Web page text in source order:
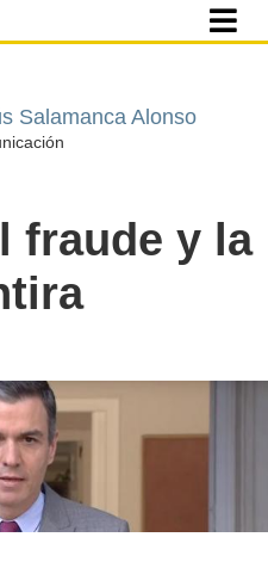
Salamanca Alonso
fraude y la